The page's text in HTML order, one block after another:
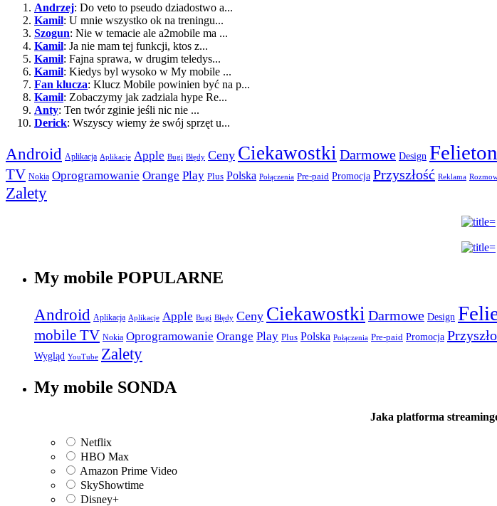
Andrzej: Do veto to pseudo dziadostwo a...
Kamil: U mnie wszystko ok na treningu...
Szogun: Nie w temacie ale a2mobile ma ...
Kamil: Ja nie mam tej funkcji, ktos z...
Kamil: Fajna sprawa, w drugim teledys...
Kamil: Kiedys byl wysoko w My mobile ...
Fan klucza: Klucz Mobile powinien być na p...
Kamil: Zobaczymy jak zadziala hype Re...
Anty: Ten twór zginie jeśli nic nie ...
Derick: Wszyscy wiemy że swój sprzęt u...
Android Aplikacja Aplikacje Apple Bugi Błędy Ceny Ciekawostki Darmowe Design Felieton
TV Nokia Oprogramowanie Orange Play Plus Polska Połączenia Pre-paid Promocja Przyszłość Reklama
Zalety
My mobile POPULARNE
Android Aplikacja Aplikacje Apple Bugi Błędy Ceny Ciekawostki Darmowe Design
mobile TV Nokia Oprogramowanie Orange Play Plus Polska Połączenia Pre-paid Promocja
Wygląd YouTube Zalety
My mobile SONDA
Jaka platforma
Netflix
HBO Max
Amazon Prime Video
SkyShowtime
Disney+